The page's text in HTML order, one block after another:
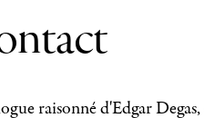
raisonné d'Edgar Degas,